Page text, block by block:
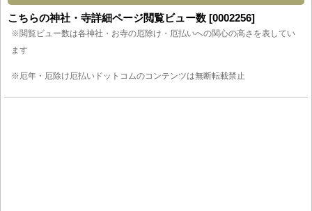
こちらの神社・寺詳細ページ閲覧ビュー数 [0002256]
※閲覧ビュー数は各神社・お寺の厄除け・厄払いへの関心の高さを表してい
ます
※厄年・厄除け厄払いドットコムのコンテンツは無断転載禁止